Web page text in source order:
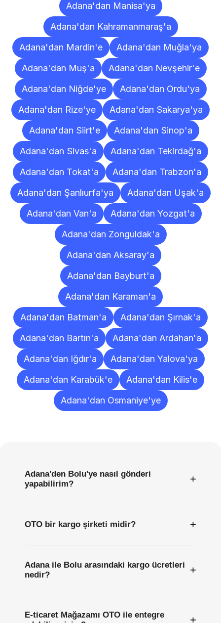
Adana'dan Manisa'ya
Adana'dan Kahramanmaraş'a
Adana'dan Mardin'e
Adana'dan Muğla'ya
Adana'dan Muş'a
Adana'dan Nevşehir'e
Adana'dan Niğde'ye
Adana'dan Ordu'ya
Adana'dan Rize'ye
Adana'dan Sakarya'ya
Adana'dan Siirt'e
Adana'dan Sinop'a
Adana'dan Sivas'a
Adana'dan Tekirdağ'a
Adana'dan Tokat'a
Adana'dan Trabzon'a
Adana'dan Şanlıurfa'ya
Adana'dan Uşak'a
Adana'dan Van'a
Adana'dan Yozgat'a
Adana'dan Zonguldak'a
Adana'dan Aksaray'a
Adana'dan Bayburt'a
Adana'dan Karaman'a
Adana'dan Batman'a
Adana'dan Şırnak'a
Adana'dan Bartın'a
Adana'dan Ardahan'a
Adana'dan Iğdır'a
Adana'dan Yalova'ya
Adana'dan Karabük'e
Adana'dan Kilis'e
Adana'dan Osmaniye'ye
Adana'den Bolu'ye nasıl gönderi
yapabilirim?
+
OTO bir kargo şirketi midir? +
Adana ile Bolu arasındaki kargo ücretleri
nedir?
+
E-ticaret Mağazamı OTO ile entegre
+